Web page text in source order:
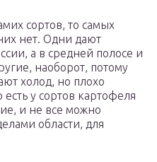
сортов, то самых
нет. Одни дают
а в средней полосе и
наоборот, потому
холод, но плохо
у сортов картофеля
и не все можно
области, для